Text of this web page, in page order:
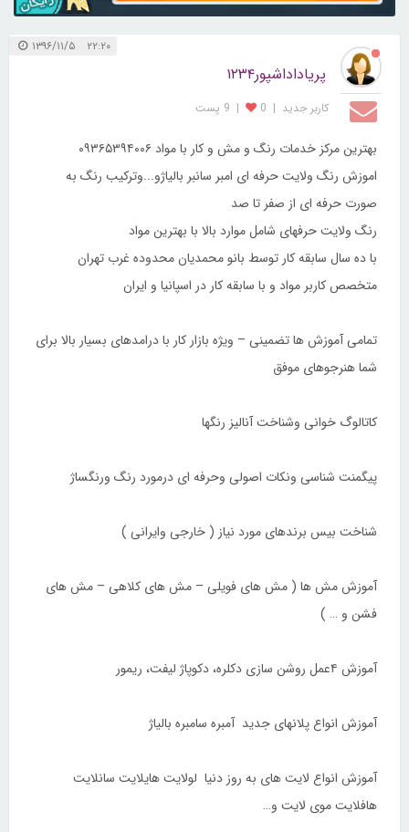
۲۲:۲۰ ۱۳۹۶/۱۱/۵
پریاداداشپور۱۲۳۴
کاربر جديد |
0
| 9 پست
بهترین مرکز خدمات رنگ و مش و کار با مواد ۰۹۳۶۵۳۹۴۰۰۶
اموزش رنگ ولایت حرفه ای امبر سانبر بالیاژو...وترکیب رنگ به
صورت حرفه ای از صفر تا صد
رنگ ولایت حرفهای شامل موارد بالا با بهترین مواد
با ده سال سابقه کار توسط بانو محمدیان محدوده غرب تهران
متخصص کاربر مواد و با سابقه کار در اسپانیا و ایران
تمامی آموزش ها تضمینی – ویژه بازار کار با درامدهای بسیار بالا برای
شما هنرجوهای موفق
کاتالوگ خوانی وشناخت آنالیز رنگها
پیگمنت شناسی ونکات اصولی وحرفه ای درمورد رنگ ورنگساژ
شناخت بیس برندهای مورد نیاز ( خارجی وایرانی )
آموزش مش ها ( مش های فویلی – مش های کلاهی – مش های
فشن و … )
آموزش ۴عمل روشن سازی دکلره، دکوپاژ لیفت، ریمور
آموزش انواع پلانهای جدید آمبره سامبره بالیاژ
آموزش انواع لایت های به روز دنیا لولایت هایلایت سانلایت
هافلایت موی لایت و…